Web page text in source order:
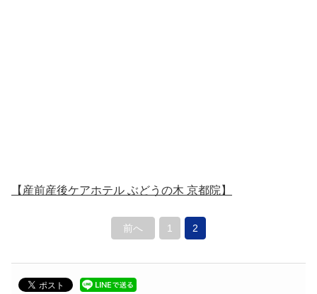
【産前産後ケアホテル ぶどうの木 京都院】
前へ 1 2